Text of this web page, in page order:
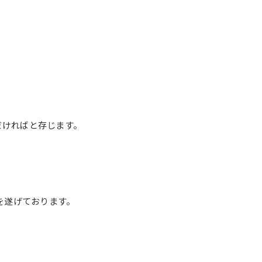
ればと存じます。
げております。